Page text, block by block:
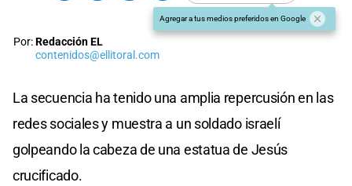
Agregar a tus medios preferidos en Google
Por:Redacción EL
contenidos@ellitoral.com
La secuencia ha tenido una amplia repercusión en las
redes sociales y muestra a un soldado israelí
golpeando la cabeza de una estatua de Jesús
crucificado.